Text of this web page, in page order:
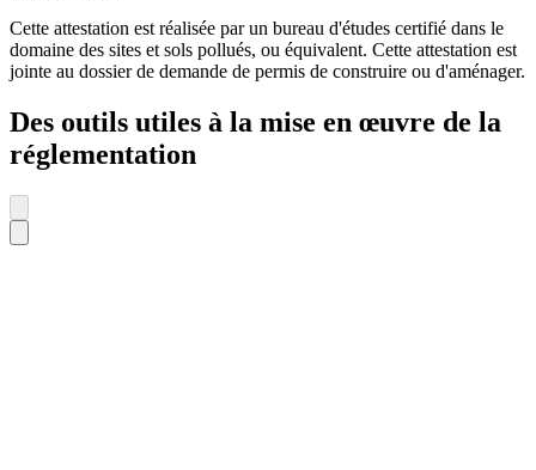
Cette attestation est réalisée par un bureau d'études certifié dans le
domaine des sites et sols pollués, ou équivalent. Cette attestation est
jointe au dossier de demande de permis de construire ou d'aménager.
Des outils utiles à la mise en œuvre de la
réglementation